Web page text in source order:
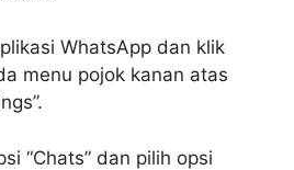
WhatsApp dan klik
menu pojok kanan atas
“Chats” dan pilih opsi